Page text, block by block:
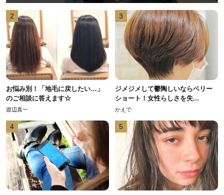
2
お悩み別！「地毛に戻したい…」
のご相談に答えます☆
渡辺真一
3
ジメジメして鬱陶しいならベリー
ショート！女性らしさを失...
かえで
4 5